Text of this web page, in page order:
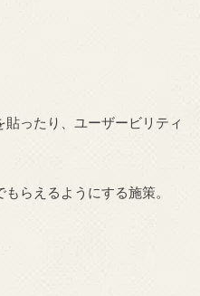
ったり、ユーザービリティ
らえるようにする施策。